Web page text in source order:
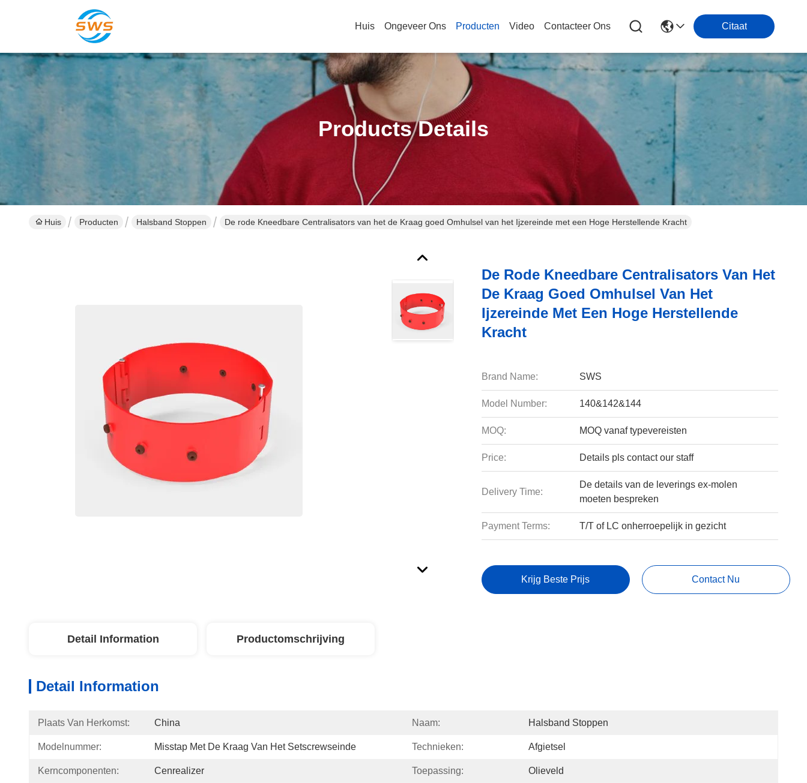
Huis Ongeveer Ons Producten Video Contacteer Ons Citaat
Products Details
Huis Producten Halsband Stoppen De rode Kneedbare Centralisators van het de Kraag goed Omhulsel van het Ijzereinde met een Hoge Herstellende Kracht
De Rode Kneedbare Centralisators Van Het
De Kraag Goed Omhulsel Van Het
Ijzereinde Met Een Hoge Herstellende
Kracht
Brand Name: SWS
Model Number: 140&142&144
MOQ: MOQ vanaf typevereisten
Price: Details pls contact our staff
Delivery Time:
De details van de leverings ex-molen
moeten bespreken
Payment Terms: T/T of LC onherroepelijk in gezicht
Krijg Beste Prijs Contact Nu
Detail Information Productomschrijving
Detail Information
Plaats Van Herkomst: China Naam: Halsband Stoppen
Modelnummer: Misstap Met De Kraag Van Het Setscrewseinde Technieken: Afgietsel
Kerncomponenten: Cenrealizer Toepassing: Olieveld